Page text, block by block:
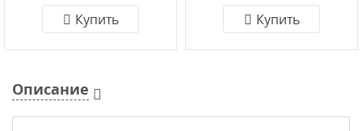
Купить Купить
Описание